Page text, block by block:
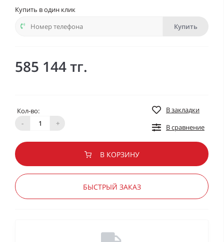
Купить в один клик
Купить
585 144 тг.
Кол-во:
-
+
В закладки
В сравнение
В КОРЗИНУ
БЫСТРЫЙ ЗАКАЗ